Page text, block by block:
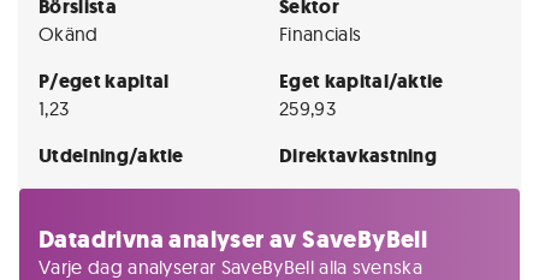
Börslista
Okänd
Sektor
Financials
P/eget kapital
1,23
Eget kapital/aktie
259,93
Utdelning/aktie Direktavkastning
Datadrivna analyser av SaveByBell
Varje dag analyserar SaveByBell alla svenska